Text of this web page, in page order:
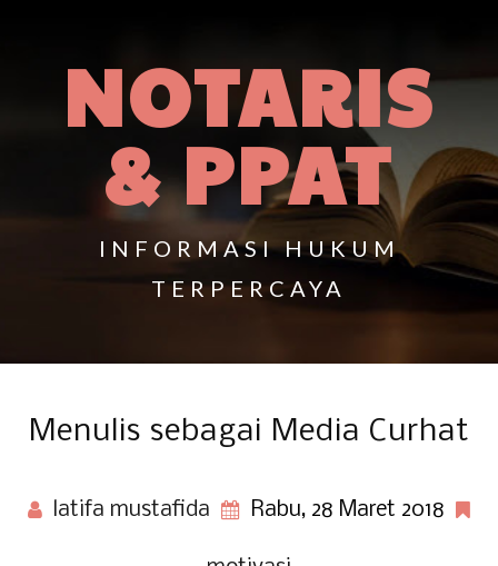
NOTARIS
& PPAT
INFORMASI HUKUM
TERPERCAYA
Menulis sebagai Media Curhat
latifa mustafida Rabu, 28 Maret 2018